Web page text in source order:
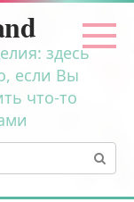
здесь
если Вы
что-то